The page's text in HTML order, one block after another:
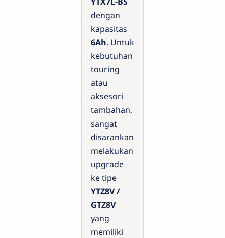
dengan
kapasitas
6Ah. Untuk
kebutuhan
touring
atau
aksesori
tambahan,
sangat
disarankan
melakukan
upgrade
ke tipe
YTZ8V /
GTZ8V
yang
memiliki